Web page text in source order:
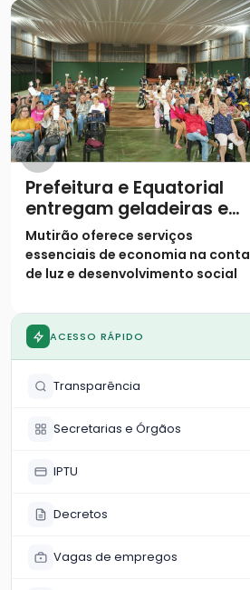
Prefeitura e Equatorial
entregam geladeiras e
prestam serviços à
população
Mutirão oferece serviços
essenciais de economia na conta
de luz e desenvolvimento social
ACESSO RÁPIDO
Transparência
Secretarias e Órgãos
IPTU
Decretos
Vagas de empregos